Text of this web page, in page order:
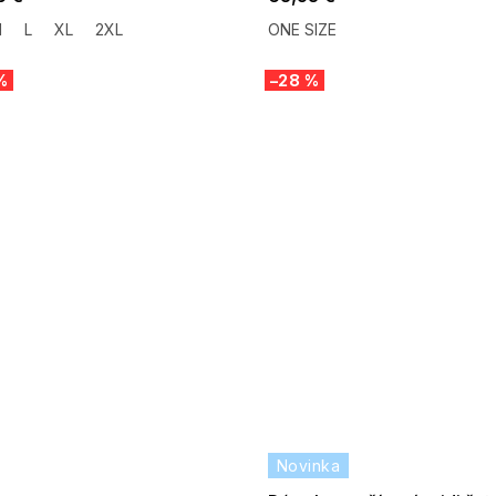
L XL 2XL ONE SIZE
Novinka
–28 %